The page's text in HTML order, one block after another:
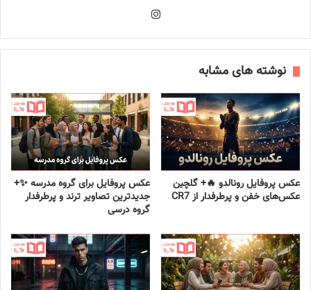
نوشته های مشابه
عکس پروفایل رونالدو 🔥+ گلچین
عکس‌های خفن و پرطرفدار از CR7
عکس پروفایل برای گروه مدرسه ✨+
جدیدترین تصاویر ترند و پرطرفدار
گروه درسی